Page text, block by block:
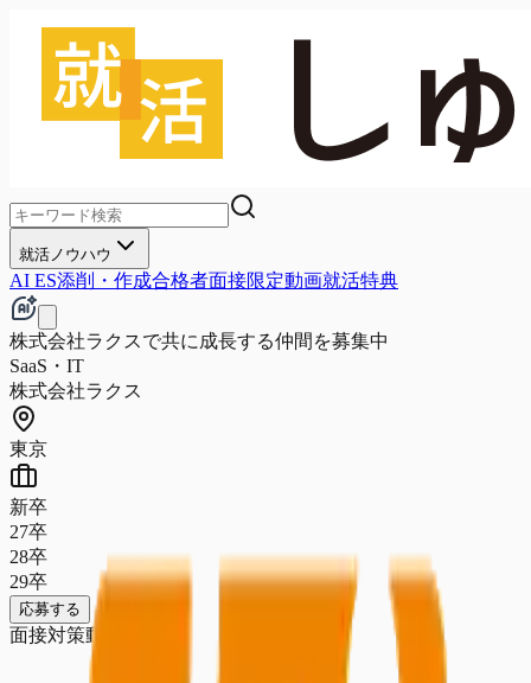
就活ノウハウ
AI ES添削・作成合格者面接限定動画就活特典
株式会社ラクスで共に成長する仲間を募集中
SaaS・IT
株式会社ラクス
東京
新卒
27卒
28卒
29卒
応募する
面接対策動画